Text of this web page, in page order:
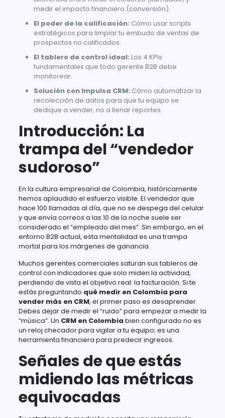
medir el impacto financiero (conversión).
El poder de la calificación: Cómo usar scripts
estratégicos para limpiar tu embudo de ventas de
prospectos no calificados.
El tablero de control ideal: Los 4 KPIs
fundamentales que todo gerente B2B debe
monitorear.
Solución con Impulsa CRM: Cómo automatizar la
recolección de datos para que tu equipo se
dedique a vender, no a llenar reportes.
Introducción: La
trampa del “vendedor
sudoroso”
En la cultura empresarial de Colombia, históricamente
hemos aplaudido el esfuerzo visible. El vendedor que
hace 100 llamadas al día, que no se despega del celular
y que envía correos a las 10 de la noche suele ser
considerado el “empleado del mes”. Sin embargo, en el
entorno B2B actual, esta mentalidad es una trampa
mortal para los márgenes de ganancia.
Muchos gerentes comerciales saturan sus tableros de
control con indicadores que solo miden la actividad,
perdiendo de vista el objetivo real: la facturación. Si te
estás preguntando qué medir en Colombia para
vender más en CRM, el primer paso es desaprender.
Debes dejar de medir el “ruido” para empezar a medir la
“música”. Un CRM en Colombia bien configurado no es
un reloj checador para vigilar a tu equipo; es una
herramienta financiera para predecir ingresos.
Señales de que estás
midiendo las métricas
equivocadas